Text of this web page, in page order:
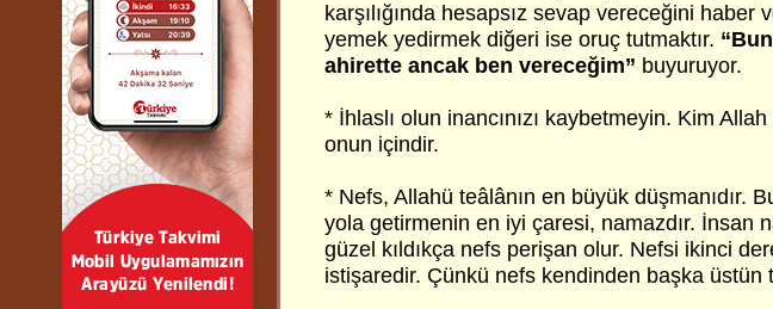
karşılığında hesapsız sevap vereceğini haber
yemek yedirmek diğeri ise oruç tutmaktır.
ahirette ancak ben vereceğim” buyuruyor.
* İhlaslı olun inancınızı kaybetmeyin. Kim
onun içindir.
* Nefs, Allahü teâlânın en büyük düşmanıdır.
yola getirmenin en iyi çaresi, namazdır. İnsan
güzel kıldıkça nefs perişan olur. Nefsi ikinci
istişaredir. Çünkü nefs kendinden başka üstün